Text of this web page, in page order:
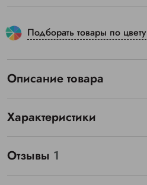
Подборать товары по цвету
Описание товара
Характеристики
Отзывы 1